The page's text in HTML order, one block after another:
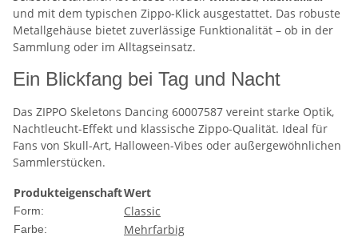
und mit dem typischen Zippo-Klick ausgestattet. Das robuste
Metallgehäuse bietet zuverlässige Funktionalität – ob in der
Sammlung oder im Alltagseinsatz.
Ein Blickfang bei Tag und Nacht
Das ZIPPO Skeletons Dancing 60007587 vereint starke Optik,
Nachtleucht-Effekt und klassische Zippo-Qualität. Ideal für
Fans von Skull-Art, Halloween-Vibes oder außergewöhnlichen
Sammlerstücken.
ProdukteigenschaftWert
Form: Classic
Farbe: Mehrfarbig